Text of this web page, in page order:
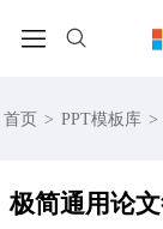
首页 > PPT模板库 >
极简通用论